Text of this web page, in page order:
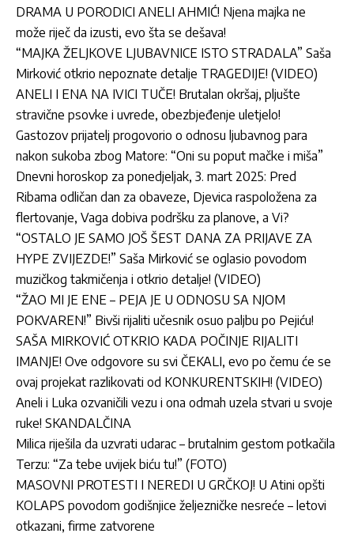
DRAMA U PORODICI ANELI AHMIĆ! Njena majka ne
može riječ da izusti, evo šta se dešava!
“MAJKA ŽELJKOVE LJUBAVNICE ISTO STRADALA” Saša
Mirković otkrio nepoznate detalje TRAGEDIJE! (VIDEO)
ANELI I ENA NA IVICI TUČE! Brutalan okršaj, pljušte
stravične psovke i uvrede, obezbjeđenje uletjelo!
Gastozov prijatelj progovorio o odnosu ljubavnog para
nakon sukoba zbog Matore: “Oni su poput mačke i miša”
Dnevni horoskop za ponedjeljak, 3. mart 2025: Pred
Ribama odličan dan za obaveze, Djevica raspoložena za
flertovanje, Vaga dobiva podršku za planove, a Vi?
“OSTALO JE SAMO JOŠ ŠEST DANA ZA PRIJAVE ZA
HYPE ZVIJEZDE!” Saša Mirković se oglasio povodom
muzičkog takmičenja i otkrio detalje! (VIDEO)
“ŽAO MI JE ENE – PEJA JE U ODNOSU SA NJOM
POKVAREN!” Bivši rijaliti učesnik osuo paljbu po Pejiću!
SAŠA MIRKOVIĆ OTKRIO KADA POČINJE RIJALITI
IMANJE! Ove odgovore su svi ČEKALI, evo po čemu će se
ovaj projekat razlikovati od KONKURENTSKIH! (VIDEO)
Aneli i Luka ozvaničili vezu i ona odmah uzela stvari u svoje
ruke! SKANDALČINA
Milica riješila da uzvrati udarac – brutalnim gestom potkačila
Terzu: “Za tebe uvijek biću tu!” (FOTO)
MASOVNI PROTESTI I NEREDI U GRČKOJ! U Atini opšti
KOLAPS povodom godišnjice željezničke nesreće – letovi
otkazani, firme zatvorene